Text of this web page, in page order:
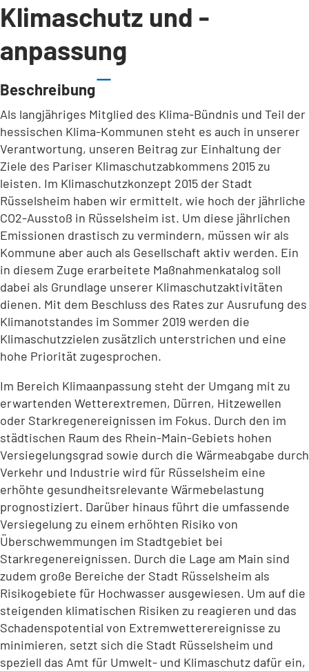
Klimaschutz und -
anpassung
Beschreibung
Als langjähriges Mitglied des Klima-Bündnis und Teil der
hessischen Klima-Kommunen steht es auch in unserer
Verantwortung, unseren Beitrag zur Einhaltung der
Ziele des Pariser Klimaschutzabkommens 2015 zu
leisten. Im Klimaschutzkonzept 2015 der Stadt
Rüsselsheim haben wir ermittelt, wie hoch der jährliche
CO2-Ausstoß in Rüsselsheim ist. Um diese jährlichen
Emissionen drastisch zu vermindern, müssen wir als
Kommune aber auch als Gesellschaft aktiv werden. Ein
in diesem Zuge erarbeitete Maßnahmenkatalog soll
dabei als Grundlage unserer Klimaschutzaktivitäten
dienen. Mit dem Beschluss des Rates zur Ausrufung des
Klimanotstandes im Sommer 2019 werden die
Klimaschutzzielen zusätzlich unterstrichen und eine
hohe Priorität zugesprochen.
Im Bereich Klimaanpassung steht der Umgang mit zu
erwartenden Wetterextremen, Dürren, Hitzewellen
oder Starkregenereignissen im Fokus. Durch den im
städtischen Raum des Rhein-Main-Gebiets hohen
Versiegelungsgrad sowie durch die Wärmeabgabe durch
Verkehr und Industrie wird für Rüsselsheim eine
erhöhte gesundheitsrelevante Wärmebelastung
prognostiziert. Darüber hinaus führt die umfassende
Versiegelung zu einem erhöhten Risiko von
Überschwemmungen im Stadtgebiet bei
Starkregenereignissen. Durch die Lage am Main sind
zudem große Bereiche der Stadt Rüsselsheim als
Risikogebiete für Hochwasser ausgewiesen. Um auf die
steigenden klimatischen Risiken zu reagieren und das
Schadenspotential von Extremwetterereignisse zu
minimieren, setzt sich die Stadt Rüsselsheim und
speziell das Amt für Umwelt- und Klimaschutz dafür ein,